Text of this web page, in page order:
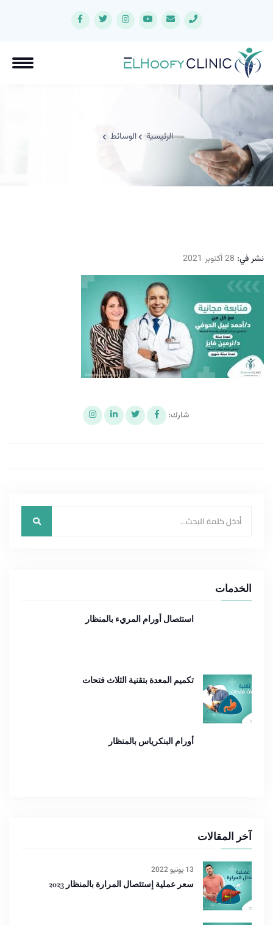
الرئيسية الوسائط
نشر في: 28 أكتوبر 2021
شارك:
الخدمات
استئصال أورام المريء بالمنظار
تكميم المعدة بتقنية الثلاث فتحات
أورام البنكرياس بالمنظار
آخر المقالات
13 يونيو 2022
سعر عملية إستئصال المرارة بالمنظار 2023